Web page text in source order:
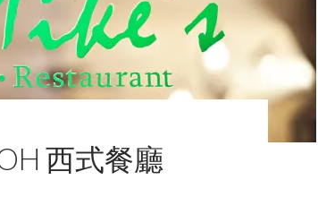
西式餐廳